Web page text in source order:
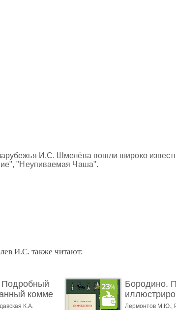
И.С. Шмелёва вошли широко
"Неупиваемая Чаша".
И.С. также читают:
Подробный
комме
К.А.
Бородино.
коммент�
Лермонтов М.Ю.,